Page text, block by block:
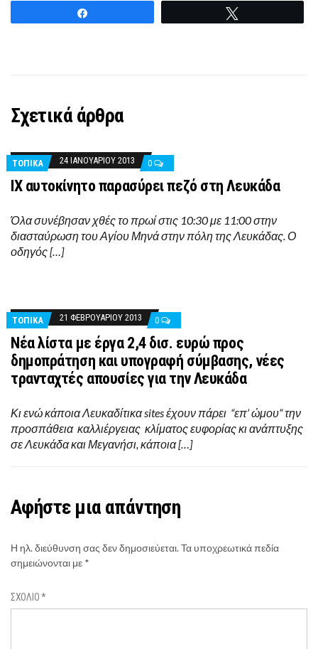
Σχετικά άρθρα
ΤΟΠΙΚΑ 24 ΙΑΝΟΥΑΡΊΟΥ 2013 0
ΙΧ αυτοκίνητο παρασύρει πεζό στη Λευκάδα
Όλα συνέβησαν χθές το πρωί στις 10:30 με 11:00 στην
διασταύρωση του Αγίου Μηνά στην πόλη της Λευκάδας. Ο
οδηγός […]
ΤΟΠΙΚΑ 21 ΦΕΒΡΟΥΑΡΊΟΥ 2013 0
Νέα λίστα με έργα 2,4 δισ. ευρώ προς
δημοπράτηση και υπογραφή σύμβασης, νέες
τρανταχτές απουσίες για την Λευκάδα
Κι ενώ κάποια Λευκαδίτικα sites έχουν πάρει “επ’ ώμου” την
προσπάθεια καλλιέργειας κλίματος ευφορίας κι ανάπτυξης
σε Λευκάδα και Μεγανήσι, κάποια […]
Αφήστε μια απάντηση
Η ηλ. διεύθυνση σας δεν δημοσιεύεται.Τα υποχρεωτικά πεδία
σημειώνονται με *
ΣΧΌΛΙΟ*